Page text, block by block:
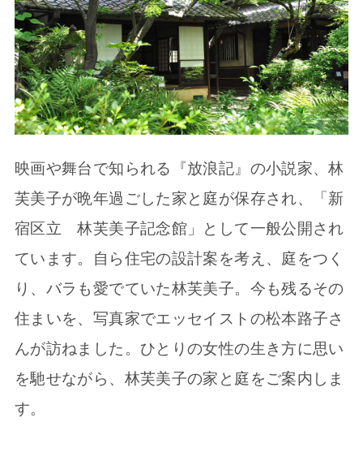
映画や舞台で知られる『放浪記』の小説家、林
芙美子が晩年過ごした家と庭が保存され、「新
宿区立 林芙美子記念館」として一般公開され
ています。自ら住宅の設計案を考え、庭をつく
り、バラも愛でていた林芙美子。今も残るその
住まいを、写真家でエッセイストの松本路子さ
んが訪ねました。ひとりの女性の生き方に思い
を馳せながら、林芙美子の家と庭をご案内しま
す。